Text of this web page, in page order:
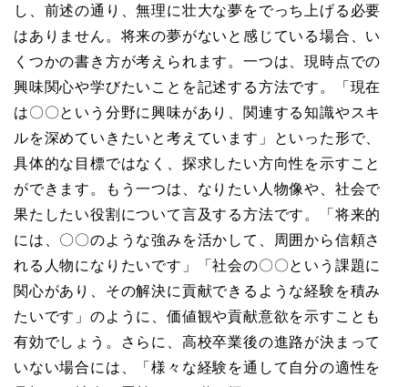
し、前述の通り、無理に壮大な夢をでっち上げる必要
はありません。将来の夢がないと感じている場合、い
くつかの書き方が考えられます。一つは、現時点での
興味関心や学びたいことを記述する方法です。「現在
は〇〇という分野に興味があり、関連する知識やスキ
ルを深めていきたいと考えています」といった形で、
具体的な目標ではなく、探求したい方向性を示すこと
ができます。もう一つは、なりたい人物像や、社会で
果たしたい役割について言及する方法です。「将来的
には、〇〇のような強みを活かして、周囲から信頼さ
れる人物になりたいです」「社会の〇〇という課題に
関心があり、その解決に貢献できるような経験を積み
たいです」のように、価値観や貢献意欲を示すことも
有効でしょう。さらに、高校卒業後の進路が決まって
いない場合には、「様々な経験を通して自分の適性を